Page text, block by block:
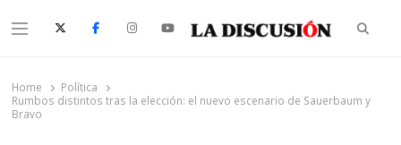
Menu
Home
Política
Rumbos distintos tras la elección: el nuevo escenario de Sauerbaum y
Bravo